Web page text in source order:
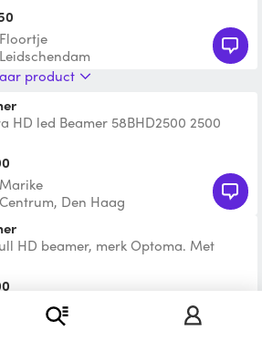
Crusader Grandmaster led
met full HD
Floortje
Leidschendam
product
HD led Beamer 58BHD2500 2500
Marike
Centrum, Den Haag
HD beamer, merk Optoma. Met
Alphen aan den Rijn